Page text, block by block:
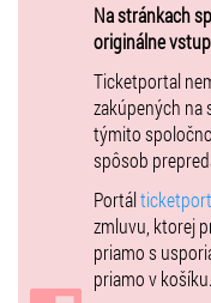
pokračujú vo svojej
úrovni, v originálne
dávkou humoru.
Zostava: Petr Špaček /
Na stránkach
originálne
Ticketportal
zakúpených na
týmito
spôsob
Portál
zmluvu, ktorej
priamo s
priamo v košíku.